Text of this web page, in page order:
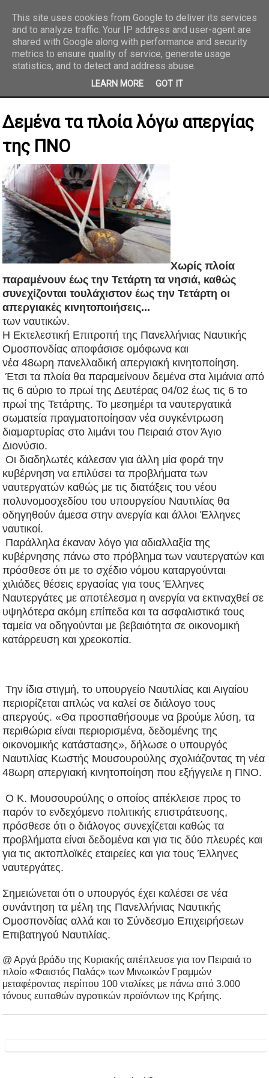
REPORTAZ NET
Δεμένα τα πλοία λόγω απεργίας
της ΠΝΟ
Χωρίς πλοία
παραμένουν έως την Τετάρτη τα νησιά, καθώς
συνεχίζονται τουλάχιστον έως την Τετάρτη οι
απεργιακές κινητοποιήσεις...
των ναυτικών.
Η Εκτελεστική Επιτροπή της Πανελλήνιας Ναυτικής
Ομοσπονδίας αποφάσισε ομόφωνα και
νέα 48ωρη πανελλαδική απεργιακή κινητοποίηση.
Έτσι τα πλοία θα παραμείνουν δεμένα στα λιμάνια από
τις 6 αύριο το πρωί της Δευτέρας 04/02 έως τις 6 το
πρωί της Τετάρτης. Το μεσημέρι τα ναυτεργατικά
σωματεία πραγματοποίησαν νέα συγκέντρωση
διαμαρτυρίας στο λιμάνι του Πειραιά στον Άγιο
Διονύσιο.
Οι διαδηλωτές κάλεσαν για άλλη μία φορά την
κυβέρνηση να επιλύσει τα προβλήματα των
ναυτεργατών καθώς με τις διατάξεις του νέου
πολυνομοσχεδίου του υπουργείου Ναυτιλίας θα
οδηγηθούν άμεσα στην ανεργία και άλλοι Έλληνες
ναυτικοί.
Παράλληλα έκαναν λόγο για αδιαλλαξία της
κυβέρνησης πάνω στο πρόβλημα των ναυτεργατών και
πρόσθεσε ότι με το σχέδιο νόμου καταργούνται
χιλιάδες θέσεις εργασίας για τους Έλληνες
Ναυτεργάτες με αποτέλεσμα η ανεργία να εκτιναχθεί σε
υψηλότερα ακόμη επίπεδα και τα ασφαλιστικά τους
ταμεία να οδηγούνται με βεβαιότητα σε οικονομική
κατάρρευση και χρεοκοπία.
Την ίδια στιγμή, το υπουργείο Ναυτιλίας και Αιγαίου
περιορίζεται απλώς να καλεί σε διάλογο τους
απεργούς. «Θα προσπαθήσουμε να βρούμε λύση, τα
περιθώρια είναι περιορισμένα, δεδομένης της
οικονομικής κατάστασης», δήλωσε ο υπουργός
Ναυτιλίας Κωστής Μουσουρούλης σχολιάζοντας τη νέα
48ωρη απεργιακή κινητοποίηση που εξήγγειλε η ΠΝΟ.
Ο Κ. Μουσουρούλης ο οποίος απέκλεισε προς το
παρόν το ενδεχόμενο πολιτικής επιστράτευσης,
πρόσθεσε ότι ο διάλογος συνεχίζεται καθώς τα
προβλήματα είναι δεδομένα και για τις δύο πλευρές και
για τις ακτοπλοϊκές εταιρείες και για τους Έλληνες
ναυτεργάτες.
Σημειώνεται ότι ο υπουργός έχει καλέσει σε νέα
συνάντηση τα μέλη της Πανελλήνιας Ναυτικής
Ομοσπονδίας αλλά και το Σύνδεσμο Επιχειρήσεων
Επιβατηγού Ναυτιλίας.
@ Αργά βράδυ της Κυριακής απέπλευσε για τον Πειραιά το
πλοίο «Φαιστός Παλάς» των Μινωικών Γραμμών
μεταφέροντας περίπου 100 νταλίκες με πάνω από 3.000
τόνους ευπαθών αγροτικών προϊόντων της Κρήτης.
This site uses cookies from Google to deliver its services
and to analyze traffic. Your IP address and user-agent are
shared with Google along with performance and security
metrics to ensure quality of service, generate usage
statistics, and to detect and address abuse.
LEARN MORE GOT IT